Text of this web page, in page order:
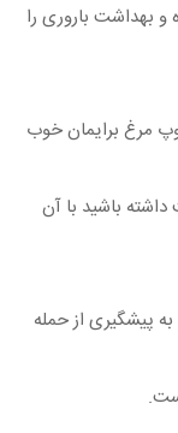
و بهداشت باروری را
مرغ برایمان خوب
باشید با آن
پیشگیری از حمله